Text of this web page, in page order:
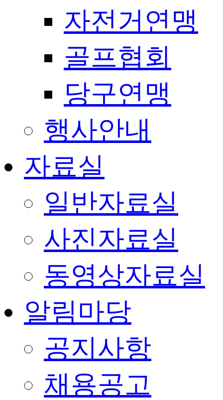
자전거연맹
골프협회
당구연맹
행사안내
자료실
일반자료실
사진자료실
동영상자료실
알림마당
공지사항
채용공고